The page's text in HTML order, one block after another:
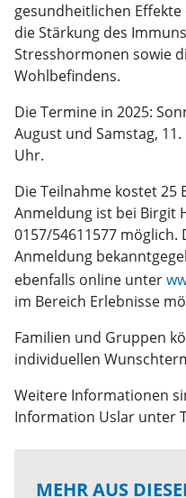
gesundheitlichen
die Stärkung des
Stresshormonen sowie
Wohlbefindens.
Die Termine in 2025:
August und Samstag,
Uhr.
Die Teilnahme kostet 25
Anmeldung ist bei Birgit
0157/54611577
Anmeldung
ebenfalls online unter
im Bereich Erlebnisse
Familien und Gruppen
individuellen
Weitere Informationen
Information Uslar unter
MEHR AUS